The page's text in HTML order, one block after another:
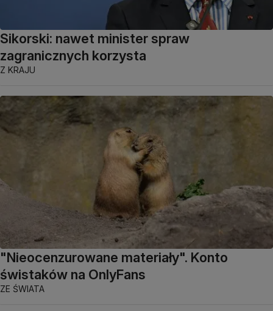
Sikorski: nawet minister spraw
zagranicznych korzysta
Z KRAJU
"Nieocenzurowane materiały". Konto
świstaków na OnlyFans
ZE ŚWIATA